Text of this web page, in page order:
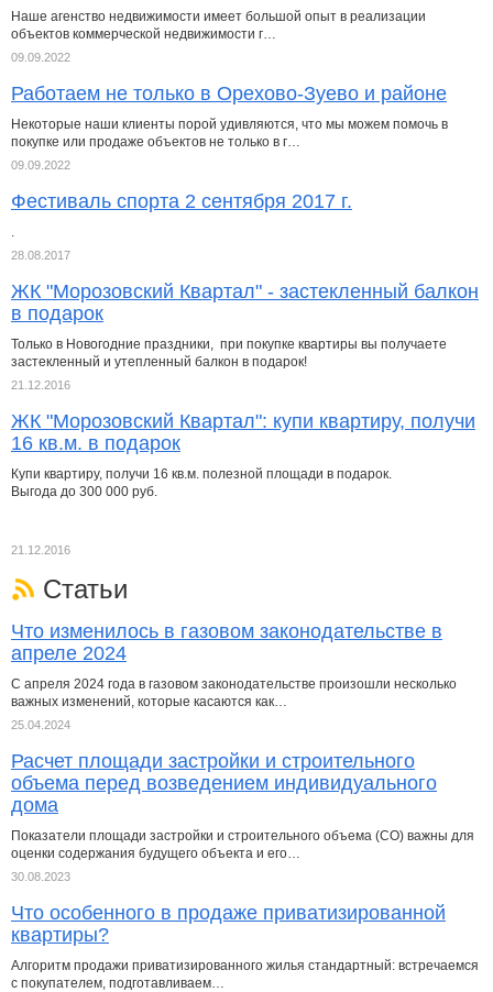
Наше агенство недвижимости имеет большой опыт в реализации
объектов коммерческой недвижимости г…
09.09.2022
Работаем не только в Орехово-Зуево и районе
Некоторые наши клиенты порой удивляются, что мы можем помочь в
покупке или продаже объектов не только в г…
09.09.2022
Фестиваль спорта 2 сентября 2017 г.
28.08.2017
ЖК "Морозовский Квартал" - застекленный балкон
в подарок
Только в Новогодние праздники, при покупке квартиры вы получаете
застекленный и утепленный балкон в подарок!
21.12.2016
ЖК "Морозовский Квартал": купи квартиру, получи
16 кв.м. в подарок
Купи квартиру, получи 16 кв.м. полезной площади в подарок.
Выгода до 300 000 руб.
21.12.2016
Статьи
Что изменилось в газовом законодательстве в
апреле 2024
С апреля 2024 года в газовом законодательстве произошли несколько
важных изменений, которые касаются как…
25.04.2024
Расчет площади застройки и строительного
объема перед возведением индивидуального
дома
Показатели площади застройки и строительного объема (СО) важны для
оценки содержания будущего объекта и его…
30.08.2023
Что особенного в продаже приватизированной
квартиры?
Алгоритм продажи приватизированного жилья стандартный: встречаемся
с покупателем, подготавливаем…